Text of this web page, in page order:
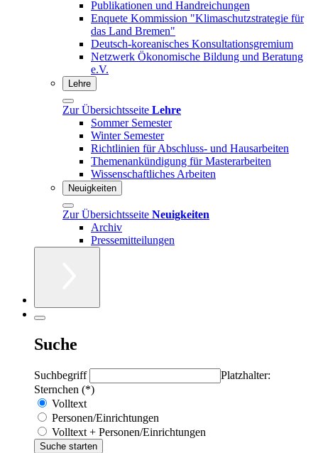
Publikationen und Handreichungen
Enquete Kommission "Klimaschutzstrategie für
das Land Bremen"
Deutsch-koreanisches Konsultationsgremium
Netzwerk Ökonomische Bildung und Beratung
e.V.
Lehre
Zur Übersichtsseite Lehre
Sommer Semester
Winter Semester
Richtlinien für Abschluss- und Hausarbeiten
Themenankündigung für Masterarbeiten
Wissenschaftliches Arbeiten
Neuigkeiten
Zur Übersichtsseite Neuigkeiten
Archiv
Pressemitteilungen
Suche
Suchbegriff
Platzhalter:
Sternchen (*)
Volltext
Personen/Einrichtungen
Volltext + Personen/Einrichtungen